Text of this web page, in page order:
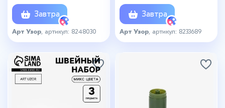
Завтра
Арт Узор , артикул: 8248030
Завтра
Арт Узор , артикул: 8233689